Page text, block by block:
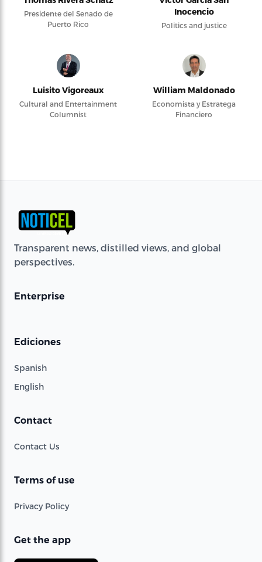
Presidente del Senado de
Puerto Rico
Inocencio
Politics and justice
Luisito Vigoreaux
Cultural and Entertainment
Columnist
William Maldonado
Economista y Estratega
Financiero
Transparent news, distilled views, and global
perspectives.
Enterprise
Ediciones
Spanish
English
Contact
Contact Us
Terms of use
Privacy Policy
Get the app